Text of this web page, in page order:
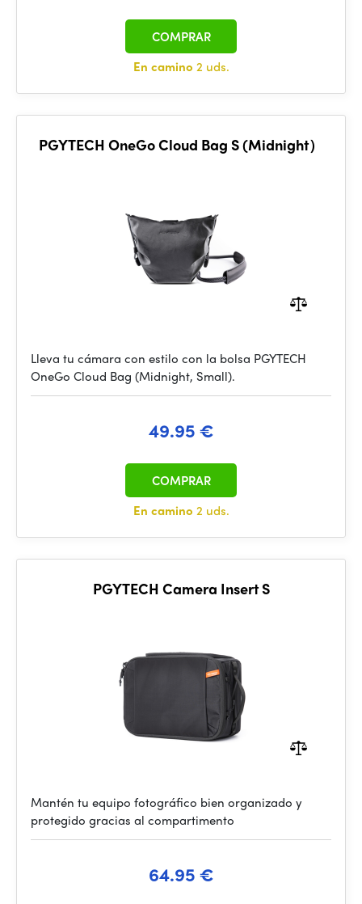
En camino 2 uds.
COMPRAR
PGYTECH OneGo Cloud Bag S (Midnight）
Lleva tu cámara con estilo con la bolsa PGYTECH
OneGo Cloud Bag (Midnight, Small).
49.95 €
En camino 2 uds.
COMPRAR
PGYTECH Camera Insert S
Mantén tu equipo fotográfico bien organizado y
protegido gracias al compartimento
64.95 €